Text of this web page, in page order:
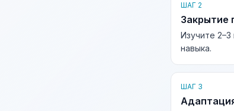
ШАГ 2
Закрытие
Изучите
навыка.
ШАГ 3